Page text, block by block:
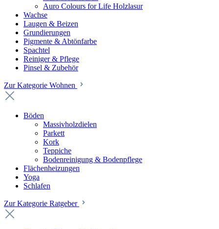
Auro Colours for Life Holzlasur
Wachse
Laugen & Beizen
Grundierungen
Pigmente & Abtönfarbe
Spachtel
Reiniger & Pflege
Pinsel & Zubehör
Zur Kategorie Wohnen
Böden
Massivholzdielen
Parkett
Kork
Teppiche
Bodenreinigung & Bodenpflege
Flächenheizungen
Yoga
Schlafen
Zur Kategorie Ratgeber